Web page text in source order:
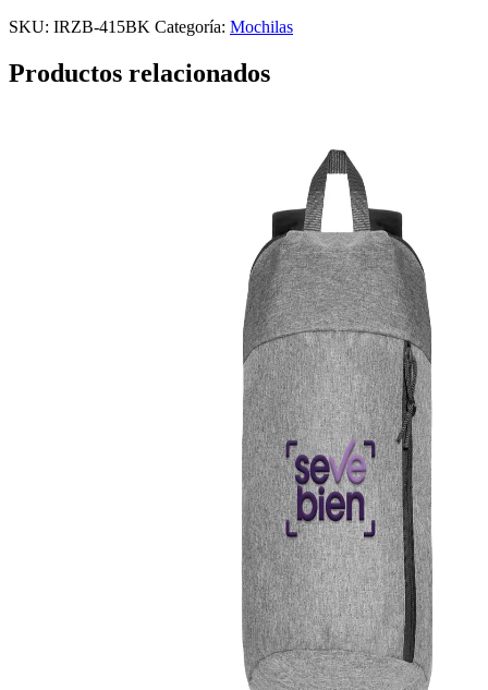
SKU: IRZB-415BK Categoría: Mochilas
Productos relacionados